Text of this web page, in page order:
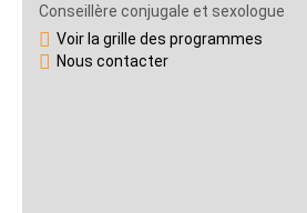
Conseillère conjugale et sexologue
Voir la grille des programmes
Nous contacter